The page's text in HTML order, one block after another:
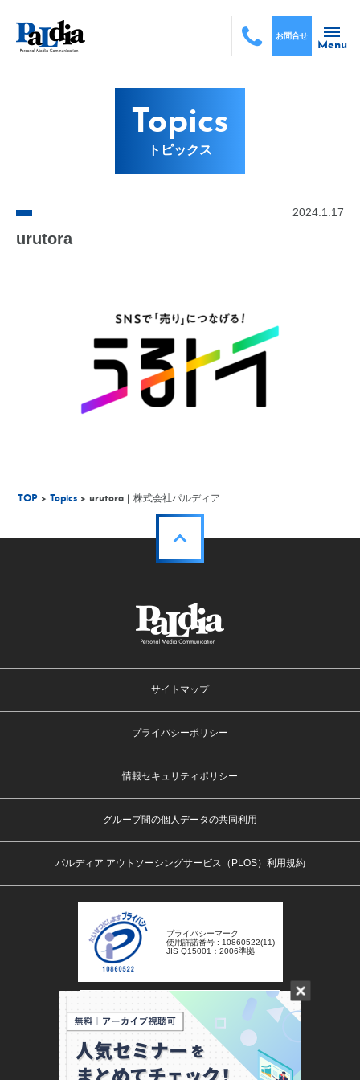
Menu
お問合せ
Topics
トピックス
2024.1.17
urutora
TOP >Topics > urutora | 株式会社パルディア
サイトマップ
プライバシーポリシー
情報セキュリティポリシー
グループ間の個人データの共同利用
パルディア アウトソーシングサービス（PLOS）利用規約
プライバシーマーク
使用許諾番号 : 10860522(11)
JIS Q15001：2006準拠